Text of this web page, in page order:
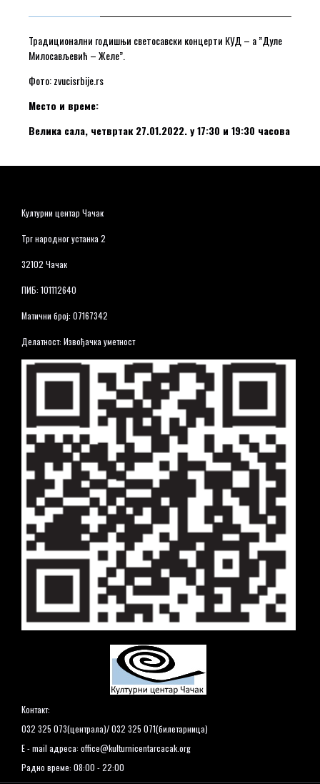
Традиционални годишњи светосавски концерти КУД – а ”Дуле
Милосављевић – Желе”.
Фото: zvucisrbije.rs
Место и време:
Велика сала, четвртак 27.01.2022. у 17:30 и 19:30 часова
Културни центар Чачак
Трг народног устанка 2
32102 Чачак
ПИБ: 101112640
Матични број: 07167342
Делатност: Извођачка уметност
Контакт:
032 325 073(централа)/ 032 325 071(билетарница)
E - mail адреса: office@kulturnicentarcacak.org
Радно време: 08:00 - 22:00